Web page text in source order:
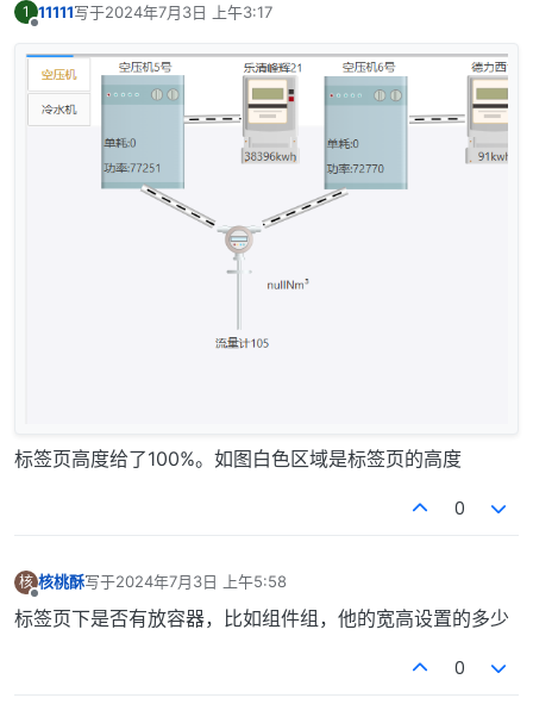
1 11111写于2024年7月3日 上午3:17
最后由 编辑
标签页高度给了100%。如图白色区域是标签页的高度
0
核 核桃酥写于2024年7月3日 上午5:58
最后由 编辑
标签页下是否有放容器，比如组件组，他的宽高设置的多少
0